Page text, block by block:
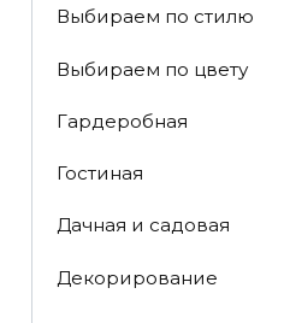
Выбираем по стилю
Выбираем по цвету
Гардеробная
Гостиная
Дачная и садовая
Декорирование